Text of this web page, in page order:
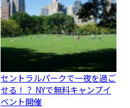
セントラルパークで一夜を過ご
せる！？ NYで無料キャンプイ
ベント開催